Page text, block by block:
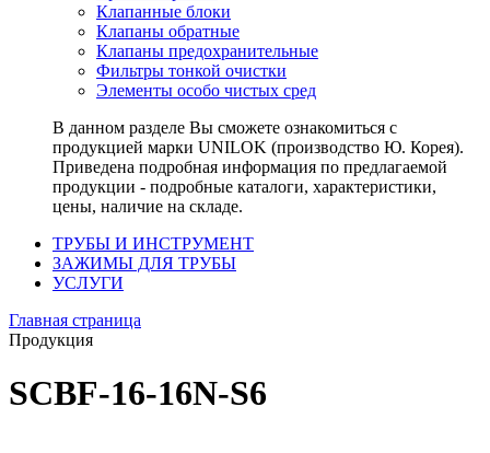
Клапанные блоки
Клапаны обратные
Клапаны предохранительные
Фильтры тонкой очистки
Элементы особо чистых сред
В данном разделе Вы сможете ознакомиться с
продукцией марки UNILOK (производство Ю. Корея).
Приведена подробная информация по предлагаемой
продукции - подробные каталоги, характеристики,
цены, наличие на складе.
ТРУБЫ И ИНСТРУМЕНТ
ЗАЖИМЫ ДЛЯ ТРУБЫ
УСЛУГИ
Главная страница
Продукция
SCBF-16-16N-S6